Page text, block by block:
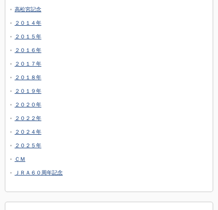
高松宮記念
２０１４年
２０１５年
２０１６年
２０１７年
２０１８年
２０１９年
２０２０年
２０２２年
２０２４年
２０２５年
ＣＭ
ＪＲＡ６０周年記念